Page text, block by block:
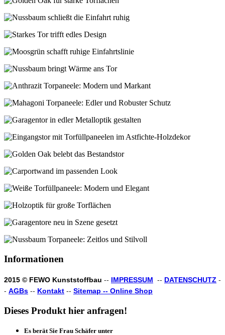
Informationen
2015 © FEWO Kunststoffbau -- IMPRESSUM -- DATENSCHUTZ -
- AGBs -- Kontakt -- Sitemap -- Online Shop
Dieses Produkt hier anfragen!
Es berät Sie Frau Schäfer unter